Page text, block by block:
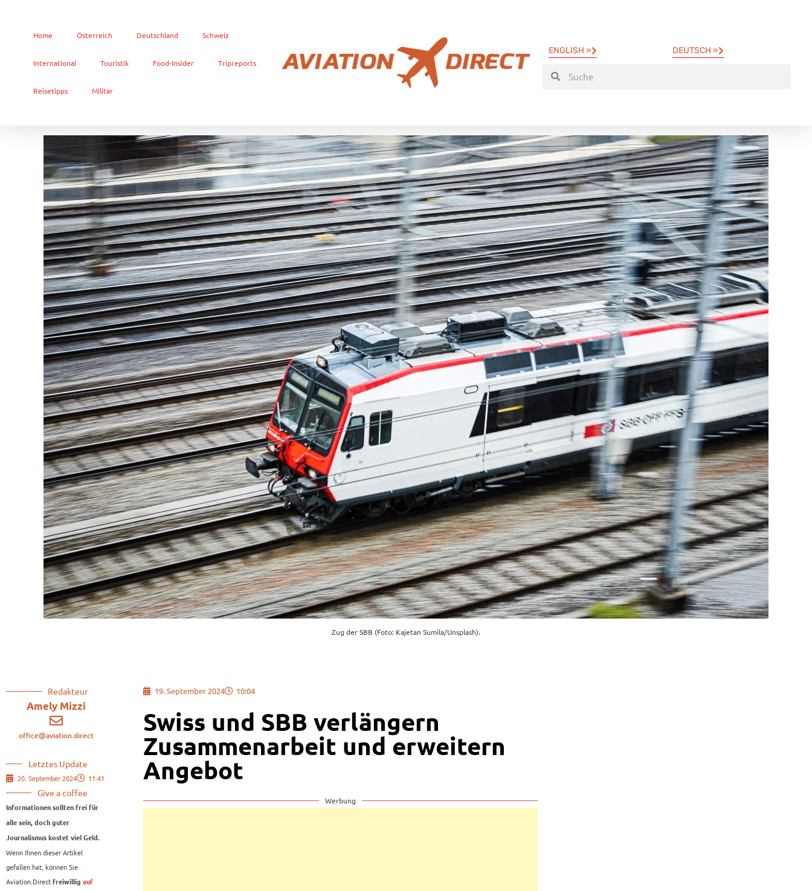
Home Österreich Deutschland Schweiz
International Touristik Food-Insider Tripreports
Reisetipps Militär
ENGLISH » DEUTSCH »
Zug der SBB (Foto: Kajetan Sumila/Unsplash).
Redakteur
Amely Mizzi
office@aviation.direct
Letztes Update
20. September 2024 11:41
Give a coffee
Informationen sollten frei für
alle sein, doch guter
Journalismus kostet viel Geld.
Wenn Ihnen dieser Artikel
gefallen hat, können Sie
Aviation.Direct freiwillig auf
19. September 2024 10:04
Swiss und SBB verlängern
Zusammenarbeit und erweitern
Angebot
Werbung